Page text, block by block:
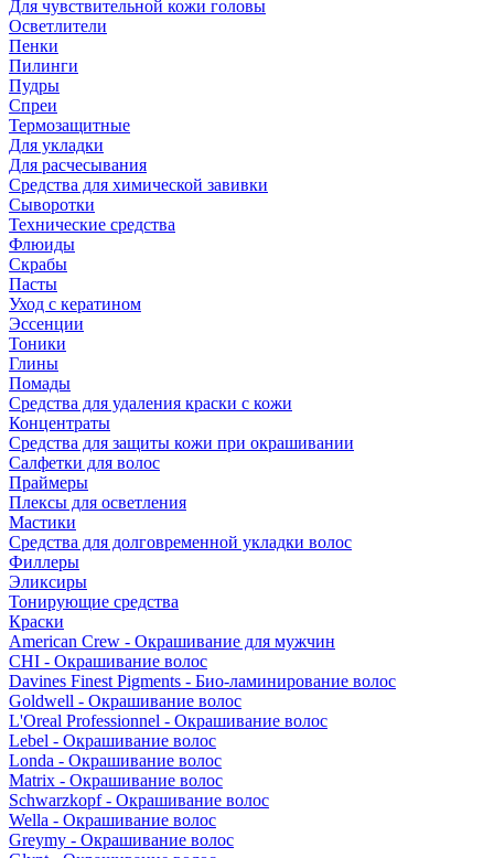
Для чувствительной кожи головы
Осветлители
Пенки
Пилинги
Пудры
Спреи
Термозащитные
Для укладки
Для расчесывания
Средства для химической завивки
Сыворотки
Технические средства
Флюиды
Скрабы
Пасты
Уход с кератином
Эссенции
Тоники
Глины
Помады
Средства для удаления краски с кожи
Концентраты
Средства для защиты кожи при окрашивании
Салфетки для волос
Праймеры
Плексы для осветления
Мастики
Средства для долговременной укладки волос
Филлеры
Эликсиры
Тонирующие средства
Краски
American Crew - Окрашивание для мужчин
CHI - Окрашивание волос
Davines Finest Pigments - Био-ламинирование волос
Goldwell - Окрашивание волос
L'Oreal Professionnel - Окрашивание волос
Lebel - Окрашивание волос
Londa - Окрашивание волос
Matrix - Окрашивание волос
Schwarzkopf - Окрашивание волос
Wella - Окрашивание волос
Greymy - Окрашивание волос